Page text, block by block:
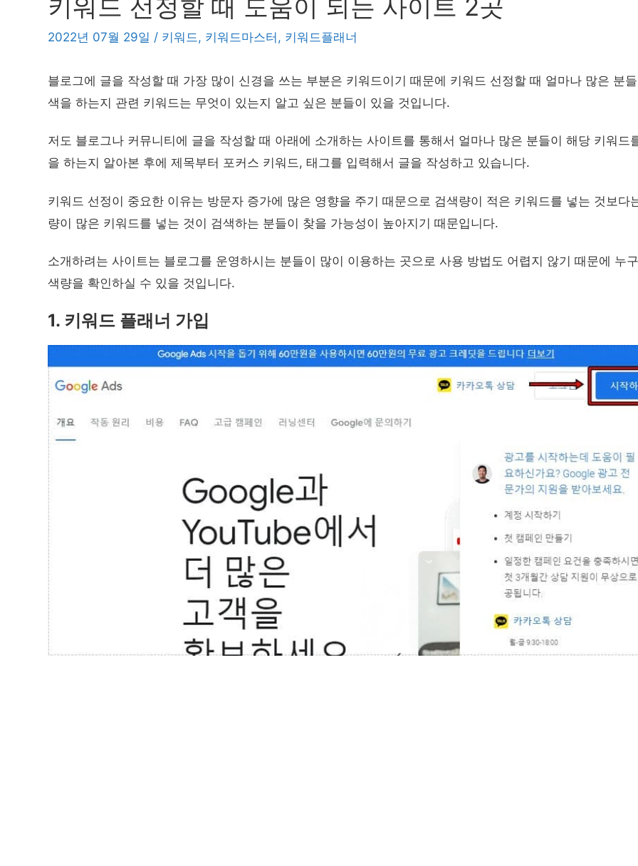
키워드 선정할 때 도움이 되는 사이트 2곳
2022년 07월 29일 / 키워드, 키워드마스터 , 키워드플래너
블로그에 글을 작성할 때 가장 많이 신경을 쓰는 부분은 키워드이기 때문에 키워드 선정할 때 얼마나 많은 분
색을 하는지 관련 키워드는 무엇이 있는지 알고 싶은 분들이 있을 것입니다.
저도 블로그나 커뮤니티에 글을 작성할 때 아래에 소개하는 사이트를 통해서 얼마나 많은 분들이 해당 키워드
을 하는지 알아본 후에 제목부터 포커스 키워드, 태그를 입력해서 글을 작성하고 있습니다.
키워드 선정이 중요한 이유는 방문자 증가에 많은 영향을 주기 때문으로 검색량이 적은 키워드를 넣는 것보다
량이 많은 키워드를 넣는 것이 검색하는 분들이 찾을 가능성이 높아지기 때문입니다.
소개하려는 사이트는 블로그를 운영하시는 분들이 많이 이용하는 곳으로 사용 방법도 어렵지 않기 때문에 누
색량을 확인하실 수 있을 것입니다.
1. 키워드 플래너 가입